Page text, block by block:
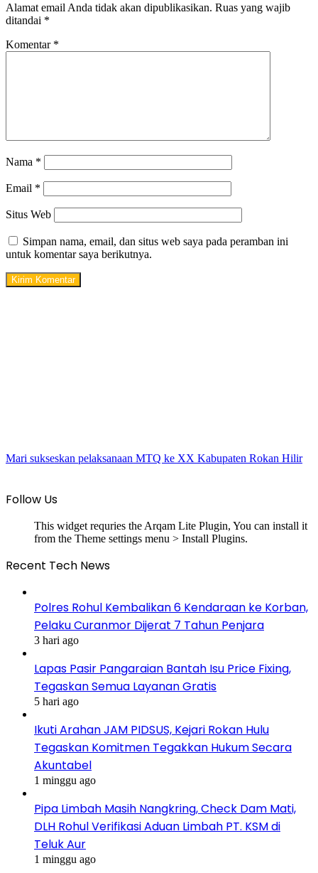
Alamat email Anda tidak akan dipublikasikan. Ruas yang wajib
ditandai *
Komentar *
Nama *
Email *
Situs Web
Simpan nama, email, dan situs web saya pada peramban ini
untuk komentar saya berikutnya.
Mari sukseskan pelaksanaan MTQ ke XX Kabupaten Rokan Hilir
Follow Us
This widget requries the Arqam Lite Plugin, You can install it
from the Theme settings menu > Install Plugins.
Recent Tech News
Polres Rohul Kembalikan 6 Kendaraan ke Korban,
Pelaku Curanmor Dijerat 7 Tahun Penjara
3 hari ago
Lapas Pasir Pangaraian Bantah Isu Price Fixing,
Tegaskan Semua Layanan Gratis
5 hari ago
Ikuti Arahan JAM PIDSUS, Kejari Rokan Hulu
Tegaskan Komitmen Tegakkan Hukum Secara
Akuntabel
1 minggu ago
Pipa Limbah Masih Nangkring, Check Dam Mati,
DLH Rohul Verifikasi Aduan Limbah PT. KSM di
Teluk Aur
1 minggu ago